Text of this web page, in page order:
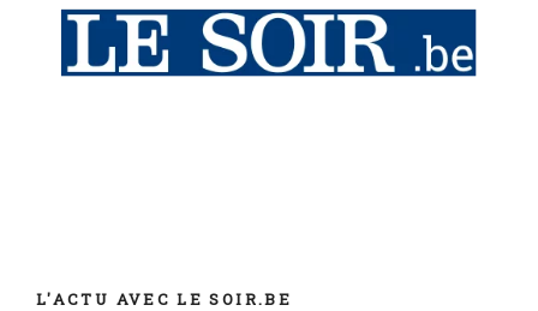
L'ACTU AVEC LE SOIR.BE